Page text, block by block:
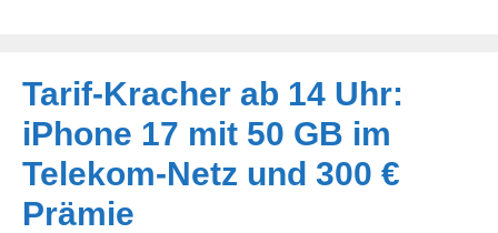
Tarif-Kracher ab 14 Uhr:
iPhone 17 mit 50 GB im
Telekom-Netz und 300 €
Prämie